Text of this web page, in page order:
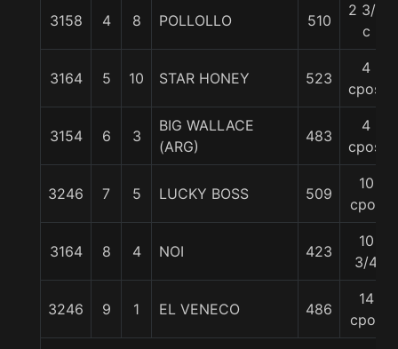
3158 4 8 POLLOLLO 510
2 3/4
c
3164 5 10 STAR HONEY 523
4
cpos.
3154 6 3
BIG WALLACE
(ARG)
483
4
cpos.
3246 7 5 LUCKY BOSS 509
10
cpos
3164 8 4 NOI 423
10
3/4
3246 9 1 EL VENECO 486
14
cpos